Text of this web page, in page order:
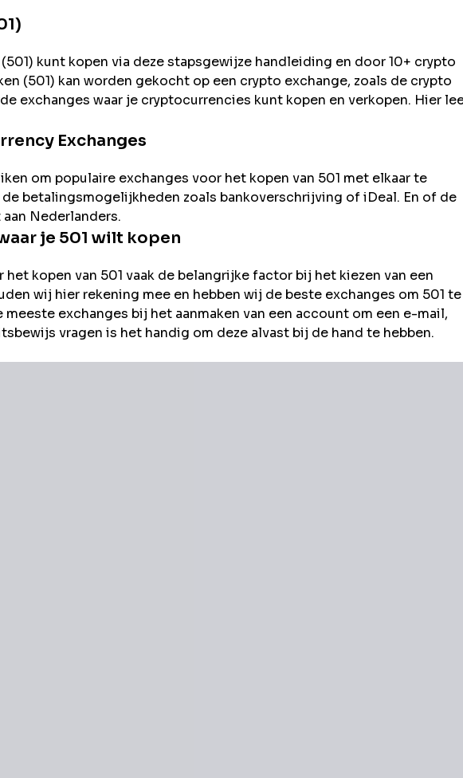
501) kunt kopen via deze stapsgewijze handleiding en door 10+ crypto
(501) kan worden gekocht op een crypto exchange, zoals de crypto
exchanges waar je cryptocurrencies kunt kopen en verkopen. Hier
Exchanges
om populaire exchanges voor het kopen van 501 met elkaar te
betalingsmogelijkheden zoals bankoverschrijving of iDeal. En of de
Nederlanders.
je 501 wilt kopen
het kopen van 501 vaak de belangrijke factor bij het kiezen van een
wij hier rekening mee en hebben wij de beste exchanges om 501 te
exchanges bij het aanmaken van een account om een e-mail,
vragen is het handig om deze alvast bij de hand te hebben.